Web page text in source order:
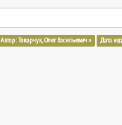
Автор: Токарчук, Олег Васильевич × Дата